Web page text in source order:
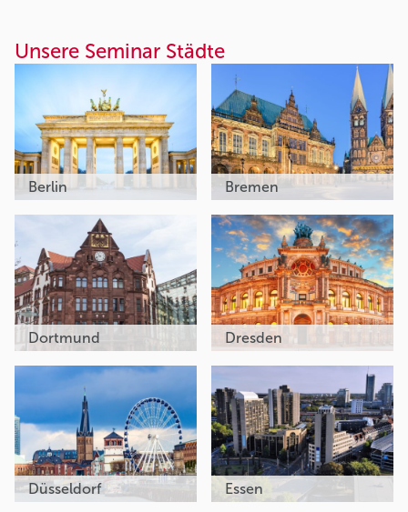
Unsere Seminar Städte
Berlin Bremen
Dortmund Dresden
Düsseldorf Essen